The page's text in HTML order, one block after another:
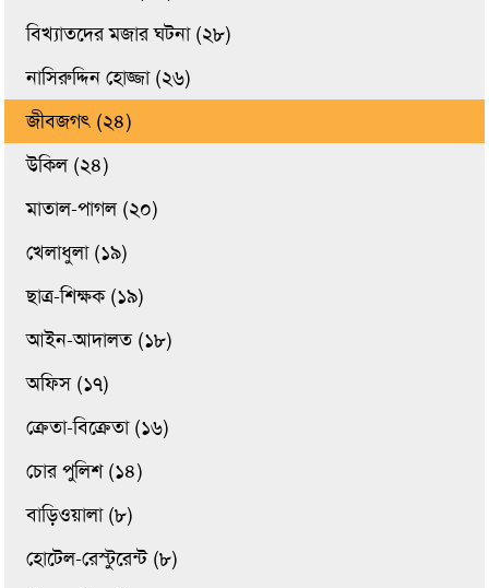
বিখ্যাতদের মজার ঘটনা (২৮)
নাসিরুদ্দিন হোজ্জা (২৬)
জীবজগৎ (২৪)
উকিল (২৪)
মাতাল-পাগল (২০)
খেলাধুলা (১৯)
ছাত্র-শিক্ষক (১৯)
আইন-আদালত (১৮)
অফিস (১৭)
ক্রেতা-বিক্রেতা (১৬)
চোর পুলিশ (১৪)
বাড়িওয়ালা (৮)
হোটেল-রেস্টুরেন্ট (৮)